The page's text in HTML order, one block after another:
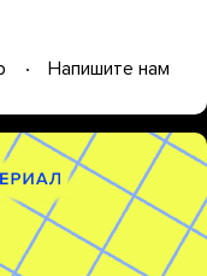
Напишите нам